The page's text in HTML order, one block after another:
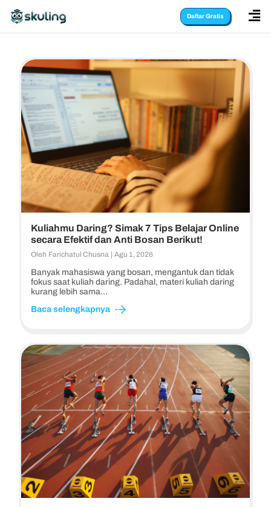
Daftar Gratis 
Kuliahmu Daring? Simak 7 Tips Belajar Online
secara Efektif dan Anti Bosan Berikut!
Oleh Farichatul Chusna | Agu 1, 2026
Banyak mahasiswa yang bosan, mengantuk dan tidak
fokus saat kuliah daring. Padahal, materi kuliah daring
kurang lebih sama...
Baca selengkapnya